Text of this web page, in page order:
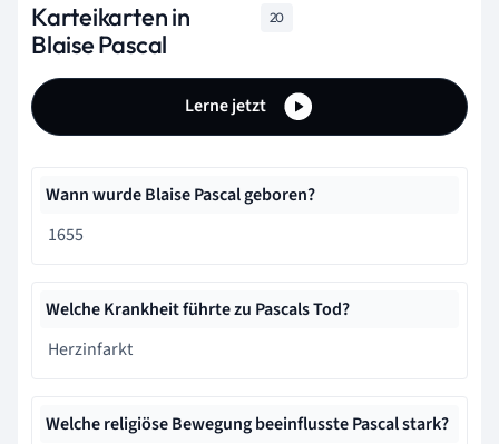
Karteikarten in
Blaise Pascal
20
Lerne jetzt
Wann wurde Blaise Pascal geboren?
1655
Welche Krankheit führte zu Pascals Tod?
Herzinfarkt
Welche religiöse Bewegung beeinflusste Pascal stark?